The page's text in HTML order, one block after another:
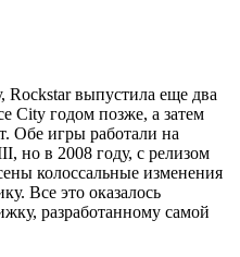
выпустила еще два
City годом позже, а затем
Обе игры работали на
но в 2008 году, с релизом
колоссальные изменения
Все это оказалось
разработанному самой